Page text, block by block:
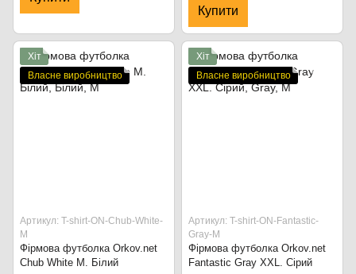
Купити
Хіт
Власне виробництво
Артикул: T-shirt-ON-Chub-White-
M
Фірмова футболка Orkov.net
Chub White M. Білий
Хіт
Власне виробництво
Артикул: T-shirt-ON-Fantastic-
Gray-M
Фірмова футболка Orkov.net
Fantastic Gray XXL. Сірий